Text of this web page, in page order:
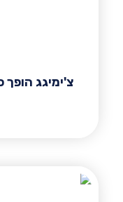
צ'ימיגג